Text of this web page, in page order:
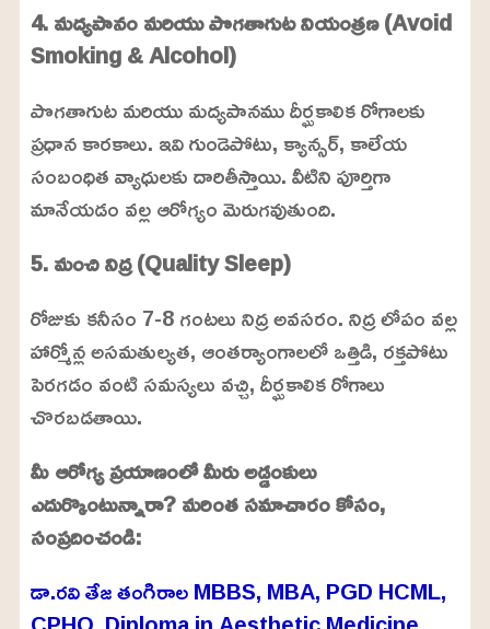
4. మద్యపానం మరియుపొగతాగుట నియంత్రణ (Avoid
Smoking & Alcohol)
పొగతాగుట మరియు మద్యపానము దీర్ఘకాలిక రోగాలకు
ప్రధాన కారకాలు. ఇవి గుండెపోటు, క్యాన్సర్, కాలేయ
సంబంధిత వ్యాధులకు దారితీస్తాయి. వీటిని పూర్తిగా
మానేయడం వల్ల ఆరోగ్యం మెరుగవుతుంది.
5. మంచి నిద్ర (Quality Sleep)
రోజుకు కనీసం 7-8 గంటలు నిద్ర అవసరం. నిద్ర లోపం వల్ల
హార్మోన్ల అసమతుల్యత, ఆంతర్యాంగాలలో ఒత్తిడి, రక్తపోటు
పెరగడం వంటి సమస్యలు వచ్చి, దీర్ఘకాలిక రోగాలు
చొరబడతాయి.
మీ ఆరోగ్య ప్రయాణంలో మీరు అడ్డంకులు
ఎదుర్కొంటున్నారా? మరింత సమాచారం కోసం,
సంప్రదించండి:
డా.రవి తేజ తంగిరాల MBBS, MBA, PGD HCML,